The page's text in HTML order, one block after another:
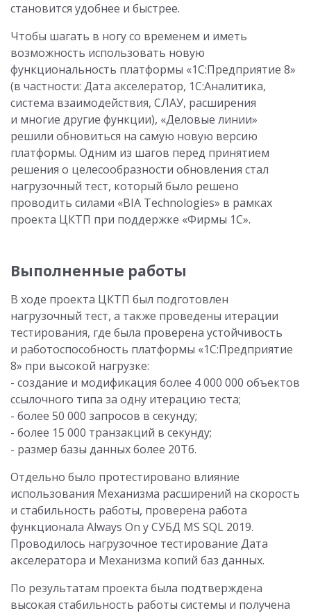
становится удобнее и быстрее.
Чтобы шагать в ногу со временем и иметь
возможность использовать новую
функциональность платформы «1С:Предприятие 8»
(в частности: Дата акселератор, 1С:Аналитика,
система взаимодействия, СЛАУ, расширения
и многие другие функции), «Деловые линии»
решили обновиться на самую новую версию
платформы. Одним из шагов перед принятием
решения о целесообразности обновления стал
нагрузочный тест, который было решено
проводить силами «BIA Technologies» в рамках
проекта ЦКТП при поддержке «Фирмы 1С».
Выполненные работы
В ходе проекта ЦКТП был подготовлен
нагрузочный тест, а также проведены итерации
тестирования, где была проверена устойчивость
и работоспособность платформы «1С:Предприятие
8» при высокой нагрузке:
- создание и модификация более 4 000 000 объектов
ссылочного типа за одну итерацию теста;
- более 50 000 запросов в секунду;
- более 15 000 транзакций в секунду;
- размер базы данных более 20Тб.
Отдельно было протестировано влияние
использования Механизма расширений на скорость
и стабильность работы, проверена работа
функционала Always On у СУБД MS SQL 2019.
Проводилось нагрузочное тестирование Дата
акселератора и Механизма копий баз данных.
По результатам проекта была подтверждена
высокая стабильность работы системы и получена